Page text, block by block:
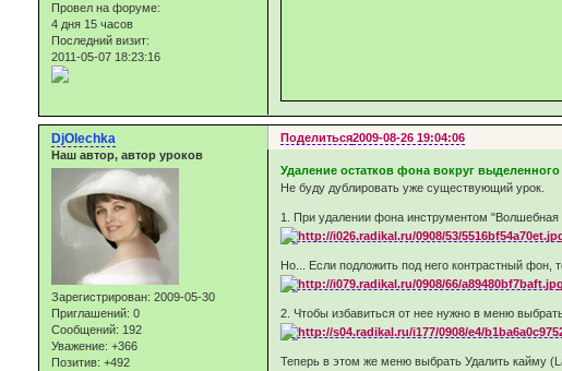
Провел на форуме:
4 дня 15 часов
Последний визит:
2011-05-07 18:23:16
Поделиться2009-08-26 19:04:06
DjOlechka
Наш автор, автор уроков
Зарегистрирован: 2009-05-30
Приглашений: 0
Сообщений: 192
Уважение: +366
Позитив: +492
Удаление остатков фона вокруг
Не буду дублировать уже существующий урок.
1. При удалении фона инструментом
Но... Если подложить под него контрастный фон,
2. Чтобы избавиться от нее нужно в меню
Теперь в этом же меню выбрать Удалить кайму